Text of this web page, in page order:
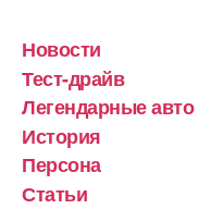
Новости
Тест-драйв
Легендарные авто
История
Персона
Статьи